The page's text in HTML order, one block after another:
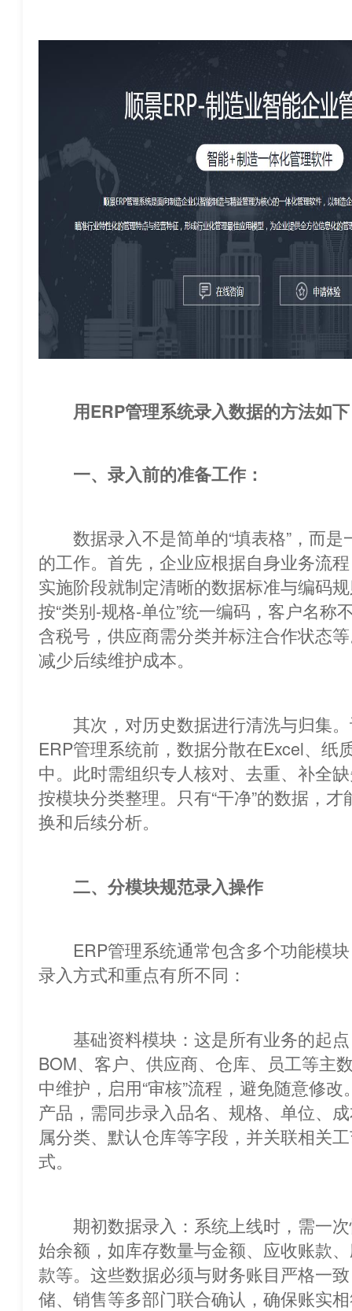
用ERP管理系统录入数据的方法如
一、录入前的准备工作：
数据录入不是简单的“填表格”，而是
的工作。首先，企业应根据自身业务流
实施阶段就制定清晰的数据标准与编
按“类别-规格-单位”统一编码，客户名称
含税号，供应商需分类并标注合作状
减少后续维护成本。
其次，对历史数据进行清洗与归集
ERP管理系统前，数据分散在Excel、纸
中。此时需组织专人核对、去重、补全
按模块分类整理。只有“干净”的数据，
换和后续分析。
二、分模块规范录入操作
ERP管理系统通常包含多个功能模块
录入方式和重点有所不同：
基础资料模块：这是所有业务的起点，包括
BOM、客户、供应商、仓库、员工等主
中维护，启用“审核”流程，避免随意修
产品，需同步录入品名、规格、单位、
属分类、默认仓库等字段，并关联相关
式。
期初数据录入：系统上线时，需一次
始余额，如库存数量与金额、应收账款
款等。这些数据必须与财务账目严格一
储、销售等多部门联合确认，确保账实相